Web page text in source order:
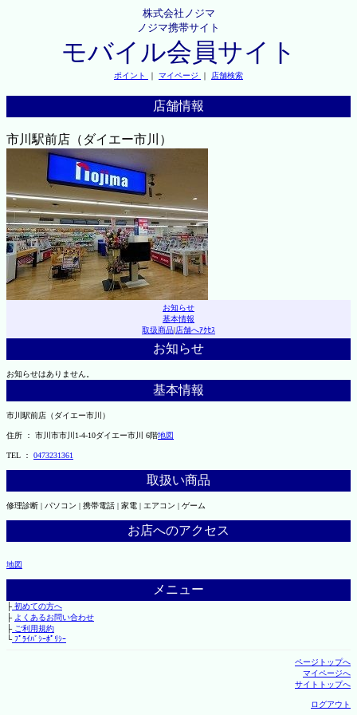
株式会社ノジマ
ノジマ携帯サイト
モバイル会員サイト
ポイント ｜ マイページ ｜ 店舗検索
店舗情報
市川駅前店（ダイエー市川）
お知らせ
基本情報
取扱商品|店舗へｱｸｾｽ
お知らせ
お知らせはありません。
基本情報
市川駅前店（ダイエー市川）
住所 ： 市川市市川1-4-10ダイエー市川 6階地図
TEL ： 0473231361
取扱い商品
修理診断 | パソコン | 携帯電話 | 家電 | エアコン | ゲーム
お店へのアクセス
地図
メニュー
├初めての方へ
├ よくあるお問い合わせ
├ご利用規約
└ﾌﾟﾗｲﾊﾞｼｰﾎﾟﾘｼｰ
ページトップへ
マイページへ
サイトトップへ
ログアウト